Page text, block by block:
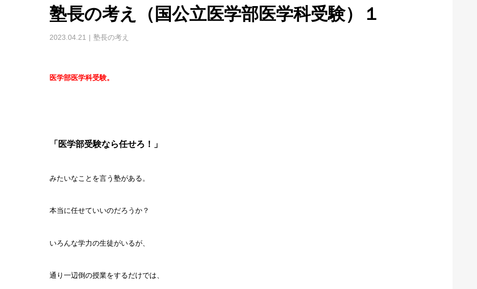
塾長の考え（国公立医学部医学科受験）１
2023.04.21 塾長の考え
医学部医学科受験。
「医学部受験なら任せろ！」
みたいなことを言う塾がある。
本当に任せていいのだろうか？
いろんな学力の生徒がいるが、
通り一辺倒の授業をするだけでは、